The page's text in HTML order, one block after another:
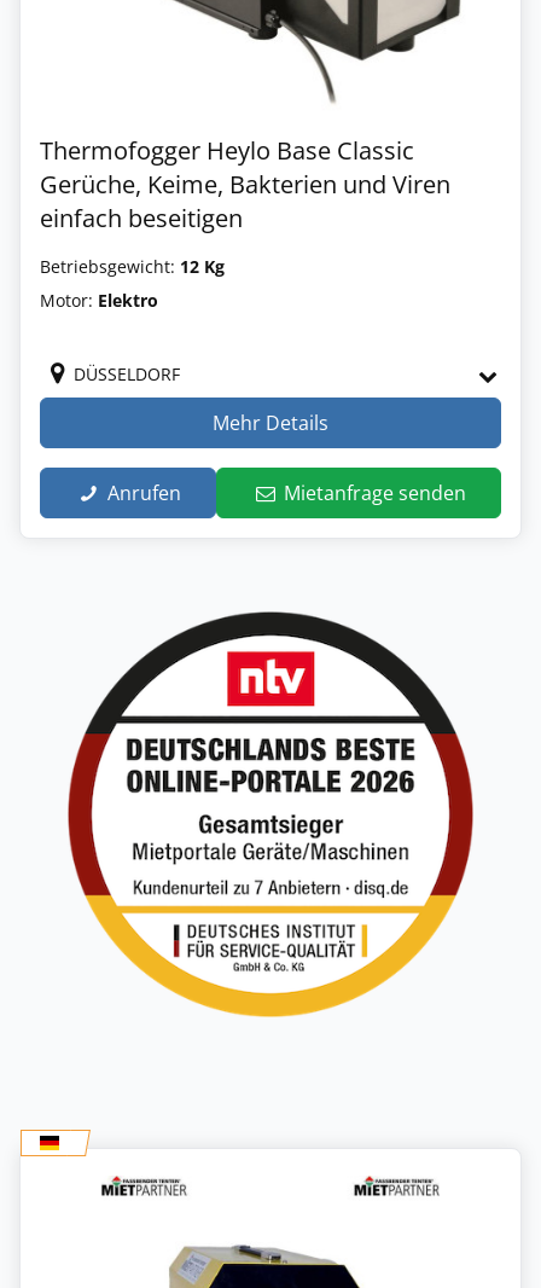
Thermofogger Heylo Base Classic
Gerüche, Keime, Bakterien und Viren
einfach beseitigen
Betriebsgewicht: 12 Kg
Motor: Elektro
DÜSSELDORF
Mehr Details
Anrufen Mietanfrage senden